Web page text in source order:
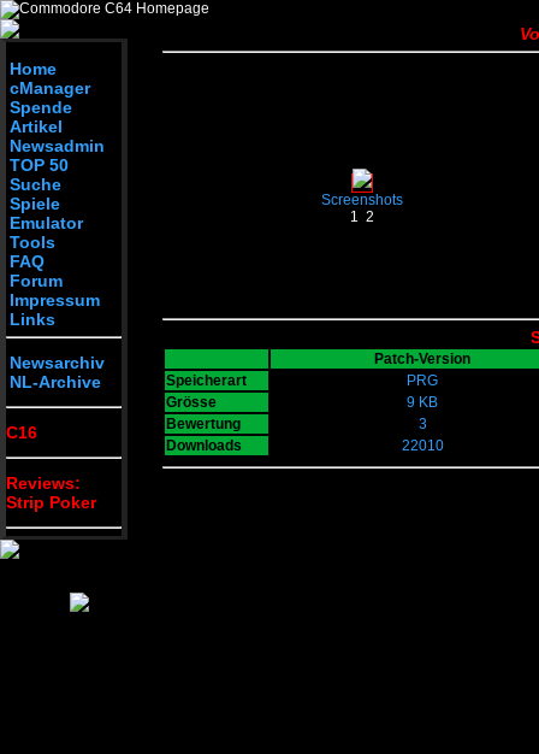
Home
cManager
Spende
Artikel
Newsadmin
TOP 50
Suche
Spiele
Emulator
Tools
FAQ
Forum
Impressum
Links
Newsarchiv
NL-Archive
C16
Reviews:
Strip Poker
Screenshots
1 2
Patch-Version
Speicherart
PRG
Grösse
9 KB
Bewertung
3
Downloads
22010